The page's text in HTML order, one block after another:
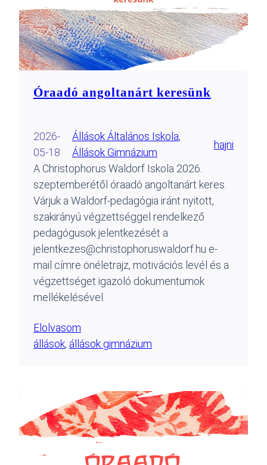
Óraadó angoltanárt keresünk
2026-
05-18
Állások Általános Iskola
Állások Gimnázium
hajni
A Christophorus Waldorf Iskola 2026.
szeptemberétől óraadó angoltanárt keres.
Várjuk a Waldorf-pedagógia iránt nyitott,
szakirányú végzettséggel rendelkező
pedagógusok jelentkezését a
jelentkezes@christophoruswaldorf.hu e-
mail címre önéletrajz, motivációs levél és a
végzettséget igazoló dokumentumok
mellékelésével.
Elolvasom
állások, állások gimnázium